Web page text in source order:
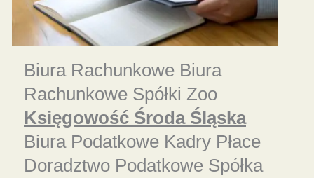
Biura Rachunkowe Biura
Rachunkowe Spółki Zoo
Księgowość Środa Śląska
Biura Podatkowe Kadry Płace
Doradztwo Podatkowe Spółka